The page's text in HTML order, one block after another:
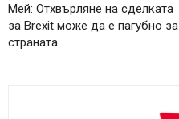
Мей: Отхвърляне на сделката
за Brexit може да е пагубно за
страната